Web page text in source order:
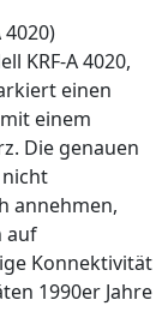
4020)
KRF-A 4020,
einen
einem
Die genauen
annehmen,
auf
Konnektivität
1990er Jahre